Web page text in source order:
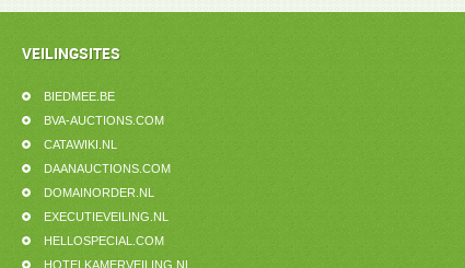
VEILINGSITES
BIEDMEE.BE
BVA-AUCTIONS.COM
CATAWIKI.NL
DAANAUCTIONS.COM
DOMAINORDER.NL
EXECUTIEVEILING.NL
HELLOSPECIAL.COM
HOTELKAMERVEILING.NL